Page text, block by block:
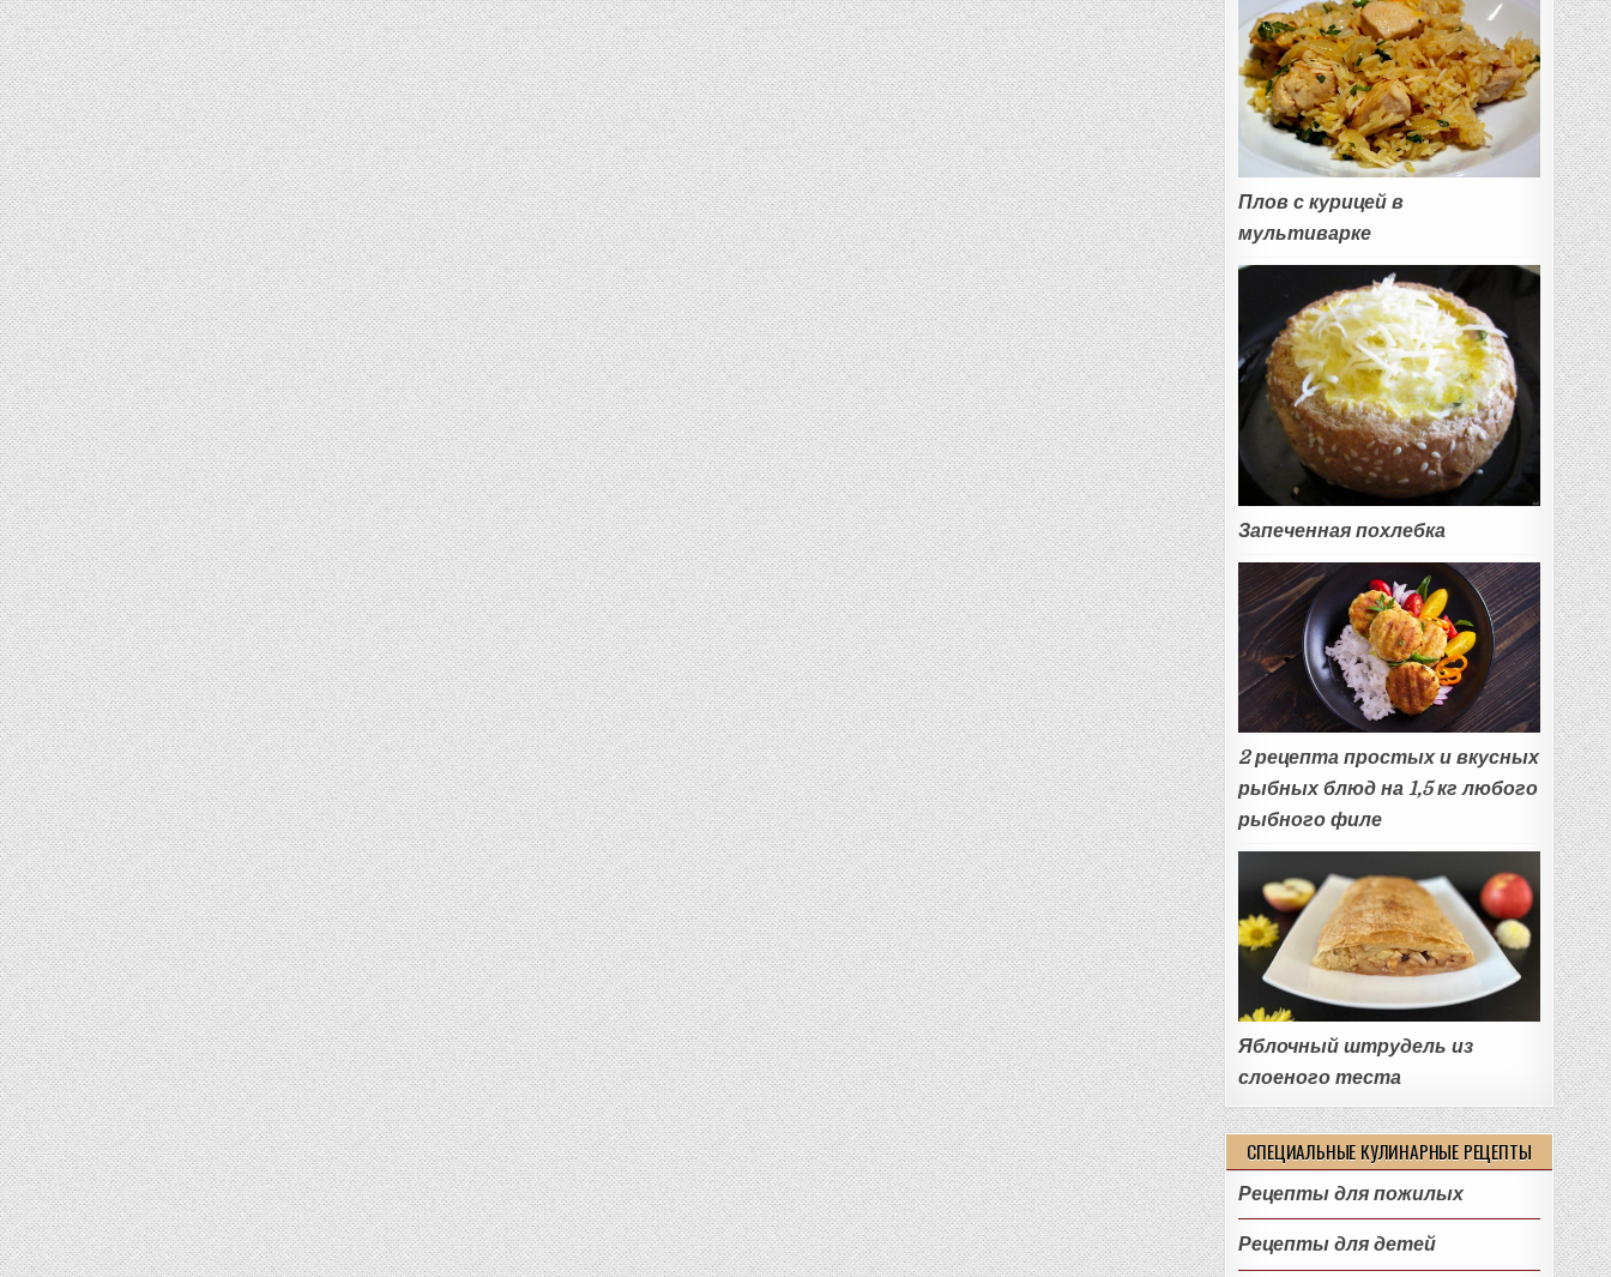
Плов с курицей в
мультиварке
Запеченная похлебка
2 рецепта простых и вкусных
рыбных блюд на 1,5 кг любого
рыбного филе
Яблочный штрудель из
слоеного теста
СПЕЦИАЛЬНЫЕ КУЛИНАРНЫЕ РЕЦЕПТЫ
Рецепты для пожилых
Рецепты для детей